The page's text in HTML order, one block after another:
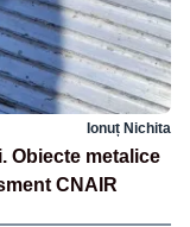
Ionuț Nichita
Obiecte metalice
CNAIR